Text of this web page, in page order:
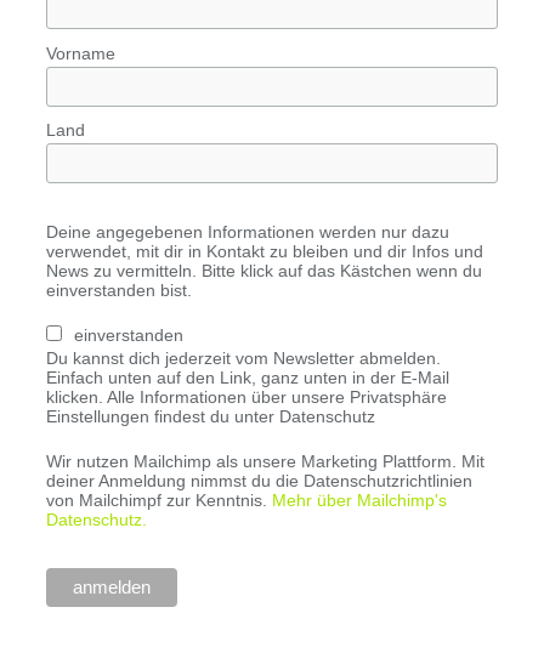
Vorname
Land
Deine angegebenen Informationen werden nur dazu
verwendet, mit dir in Kontakt zu bleiben und dir Infos und
News zu vermitteln. Bitte klick auf das Kästchen wenn du
einverstanden bist.
einverstanden
Du kannst dich jederzeit vom Newsletter abmelden.
Einfach unten auf den Link, ganz unten in der E-Mail
klicken. Alle Informationen über unsere Privatsphäre
Einstellungen findest du unter Datenschutz
Wir nutzen Mailchimp als unsere Marketing Plattform. Mit
deiner Anmeldung nimmst du die Datenschutzrichtlinien
von Mailchimpf zur Kenntnis. Mehr über Mailchimp's
Datenschutz.